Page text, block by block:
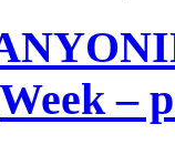
Week –